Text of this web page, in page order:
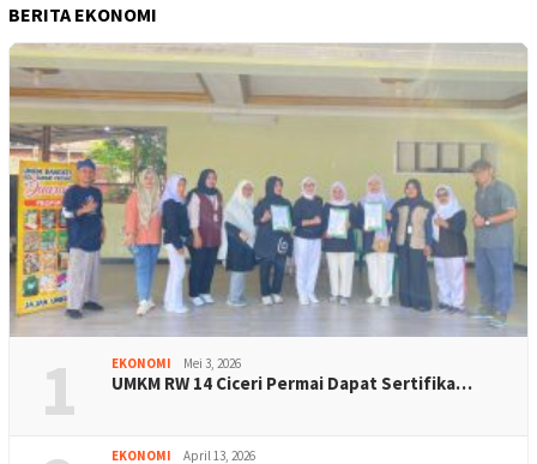
BERITA EKONOMI
1 EKONOMI Mei 3, 2026
UMKM RW 14 Ciceri Permai Dapat Sertifika…
EKONOMI April 13, 2026